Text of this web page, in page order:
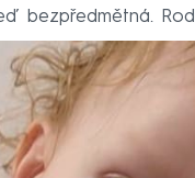
bezpředmětná.